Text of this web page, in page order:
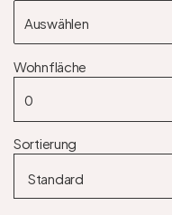
Auswählen
Wohnfläche
Sortierung